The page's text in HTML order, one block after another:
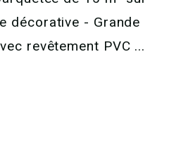
décorative - Grande
revêtement PVC ...